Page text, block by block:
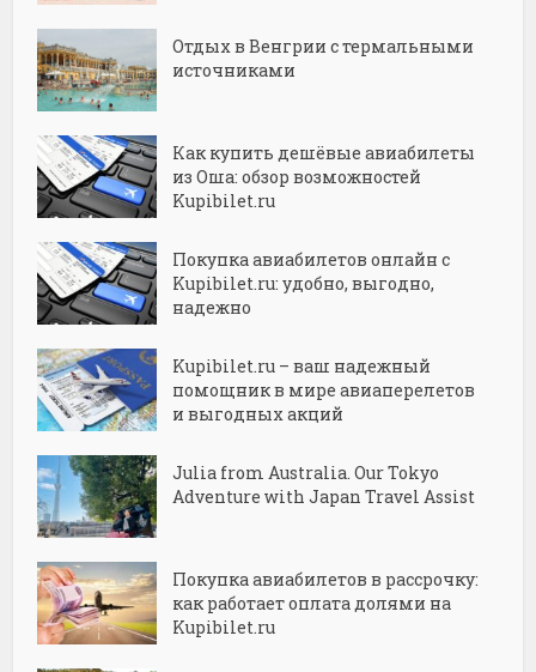
Отдых в Венгрии с термальными
источниками
Как купить дешёвые авиабилеты
из Оша: обзор возможностей
Kupibilet.ru
Покупка авиабилетов онлайн с
Kupibilet.ru: удобно, выгодно,
надежно
Kupibilet.ru – ваш надежный
помощник в мире авиаперелетов
и выгодных акций
Julia from Australia. Our Tokyo
Adventure with Japan Travel Assist
Покупка авиабилетов в рассрочку:
как работает оплата долями на
Kupibilet.ru